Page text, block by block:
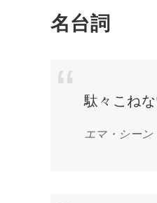
名台詞
駄々こね
エマ・シーン